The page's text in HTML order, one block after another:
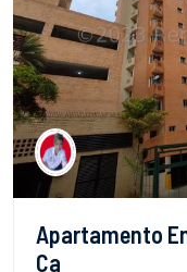
Apartamento
Ca